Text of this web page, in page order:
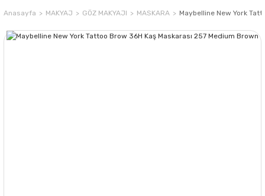
Anasayfa MAKYAJ GÖZ MAKYAJI MASKARA Maybelline New York